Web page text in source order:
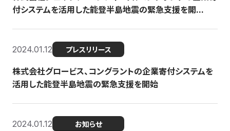
付システムを活用した能登半島地震の緊急支援を開...
2024.01.12 プレスリリース
株式会社グロービス、コングラントの企業寄付システムを
活用した能登半島地震の緊急支援を開始
2024.01.12 お知らせ